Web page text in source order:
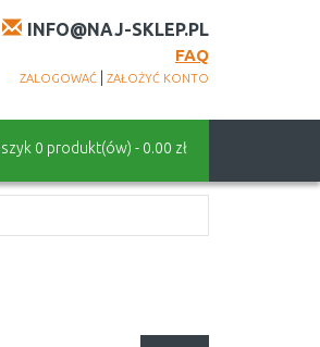
INFO@NAJ-SKLEP.PL
FAQ
ZALOGOWAĆ ZAŁOŻYĆ KONTO
0 produkt(ów) - 0.00 zł